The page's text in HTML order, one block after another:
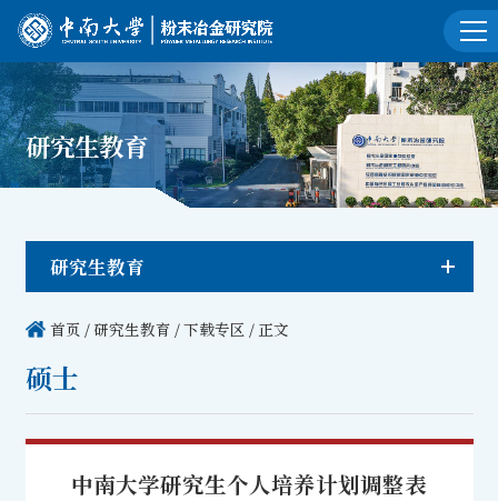
研究生教育
研究生教育
硕士
首页 /研究生教育 /下载专区 / 正文
中南大学研究生个人培养计划调整表